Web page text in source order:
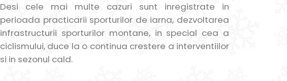
Desi cele mai multe cazuri sunt inregistrate in
perioada practicarii sporturilor de iarna, dezvoltarea
infrastructurii sporturilor montane, in special cea a
ciclismului, duce la o continua crestere a interventiilor
si in sezonul cald.